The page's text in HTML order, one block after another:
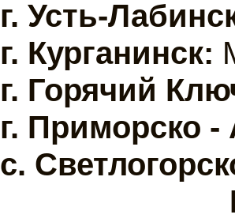
г. Усть-
г. Курганинск:
г. Горячий
г. Приморско -
с.